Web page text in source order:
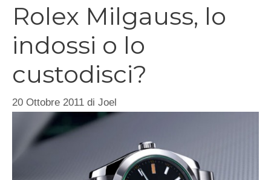
Rolex Milgauss, lo
indossi o lo
custodisci?
20 Ottobre 2011 di Joel